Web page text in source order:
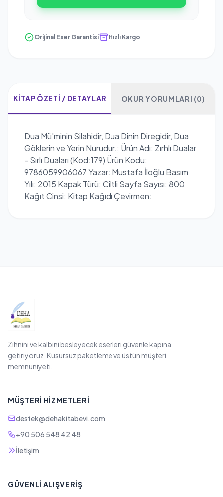
Orijinal Eser Garantisi Hızlı Kargo
KITAP ÖZETI / DETAYLAR OKUR YORUMLARI (0)
Dua Mü'minin Silahidir, Dua Dinin Diregidir, Dua
Göklerin ve Yerin Nurudur.; Ürün Adı: Zırhlı Dualar
- Sırlı Duaları (Kod:179) Ürün Kodu:
9786059906067 Yazar: Mustafa İloğlu Basım
Yılı: 2015 Kapak Türü: Ciltli Sayfa Sayısı: 800
Kağıt Cinsi: Kitap Kağıdı Çevirmen:
Zihnini ve kalbini besleyecek eserleri güvenle kapına
getiriyoruz. Kusursuz paketleme ve üstün müşteri
memnuniyeti.
MÜŞTERI HIZMETLERI
destek@dehakitabevi.com
+90 506 548 42 48
İletişim
GÜVENLI ALIŞVERIŞ